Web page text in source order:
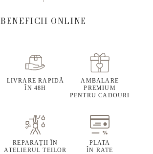
BENEFICII ONLINE
LIVRARE RAPIDĂ
ÎN 48H
AMBALARE
PREMIUM
PENTRU CADOURI
REPARAȚII ÎN
ATELIERUL TEILOR
PLATA
ÎN RATE